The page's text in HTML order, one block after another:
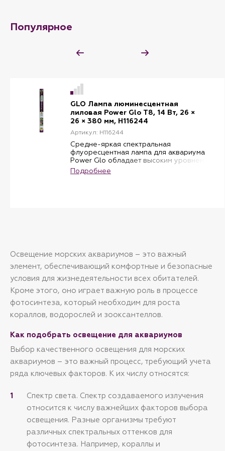
Популярное
GLO Лампа люминесцентная
лиловая Power Glo Т8, 14 Вт, 26 ×
26 × 380 мм, H116244
Артикул: H116244
Средне-яркая спектральная
флуоресцентная лампа для аквариума
Power Glo обладает высоким уровнем
интенсивности света и лиловым
оттенком. Лампа прекрасно подходит
Мощность: 14 W
Размеры: 38 см
Подробнее
Освещение морских аквариумов – это важный
элемент, обеспечивающий комфортные и безопасные
условия для жизнедеятельности всех обитателей.
Кроме этого, оно играет важную роль в процессе
фотосинтеза, который необходим для роста
кораллов, водорослей и зооксантеллов.
Как подобрать освещение для аквариумов
Выбор качественного освещения для морских
аквариумов – это важный процесс, требующий учета
ряда ключевых факторов. К их числу относятся:
Спектр света. Спектр создаваемого излучения
относится к числу важнейших факторов выбора
освещения. Разные организмы требуют
различных спектральных оттенков для
фотосинтеза. Например, кораллы и